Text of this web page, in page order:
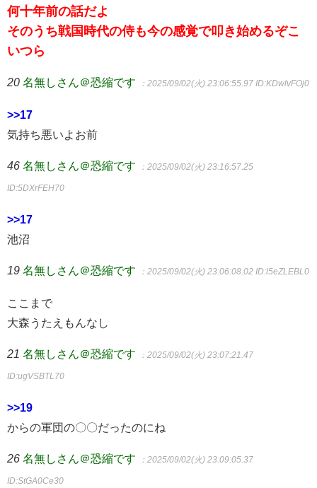
何十年前の話だよ
そのうち戦国時代の侍も今の感覚で叩き始めるぞこ
いつら
20 名無しさん＠恐縮です ：2025/09/02(火) 23:06:55.97 ID:KDwlvFOj0
>>17
気持ち悪いよお前
46 名無しさん＠恐縮です ：2025/09/02(火) 23:16:57.25
ID:5DXrFEH70
>>17
池沼
19 名無しさん＠恐縮です ：2025/09/02(火) 23:06:08.02 ID:l5eZLEBL0
ここまで
大森うたえもんなし
21 名無しさん＠恐縮です ：2025/09/02(火) 23:07:21.47
ID:ugVSBTL70
>>19
からの軍団の〇〇だったのにね
26 名無しさん＠恐縮です ：2025/09/02(火) 23:09:05.37
ID:StGA0Ce30